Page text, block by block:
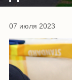
07 июля 2023